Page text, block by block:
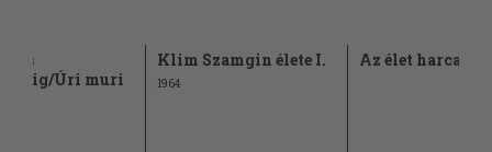
Úri muri
Klim Szamgin élete I.
1964
Az élet harcai